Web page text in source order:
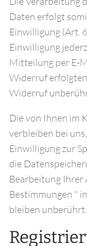
Daten erfolgt
Einwilligung (Art.
Einwilligung
Mitteilung per E-
Widerruf
Widerruf
Die von Ihnen im
verbleiben bei
Einwilligung zur
die
Bearbeitung Ihrer
Bestimmungen "
bleiben unberührt.